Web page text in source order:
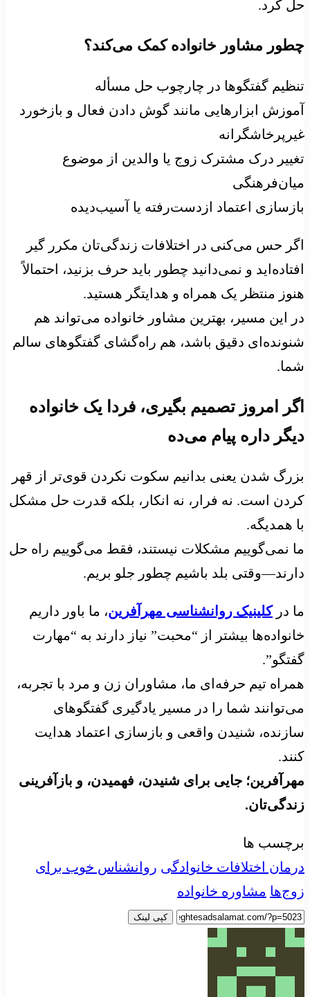
حل کرد.
چطور مشاور خانواده کمک می‌کند؟
تنظیم گفتگوها در چارچوب حل مسأله
آموزش ابزارهایی مانند گوش دادن فعال و بازخورد
غیرپرخاشگرانه
تغییر درک مشترک زوج یا والدین از موضوع
میان‌فرهنگی
بازسازی اعتماد ازدست‌رفته یا آسیب‌دیده
اگر حس می‌کنی در اختلافات زندگی‌تان مکرر گیر
افتاده‌اید و نمی‌دانید چطور باید حرف بزنید، احتمالاً
هنوز منتظر یک همراه و هدایتگر هستید.
در این مسیر، بهترین مشاور خانواده می‌تواند هم
شنونده‌ای دقیق باشد، هم راه‌گشای گفتگوهای سالم
شما.
اگر امروز تصمیم بگیری، فردا یک خانواده
دیگر داره پیام می‌ده
بزرگ شدن یعنی بدانیم سکوت نکردن قوی‌تر از قهر
کردن است. نه فرار، نه انکار، بلکه قدرت حل مشکل
با همدیگه.
ما نمی‌گوییم مشکلات نیستند، فقط می‌گوییم راه حل
دارند—وقتی بلد باشیم چطور جلو بریم.
ما درکلینیک روانشناسی مهرآفرین، ما باور داریم
خانواده‌ها بیشتر از “محبت” نیاز دارند به “مهارت
گفتگو”.
همراه تیم حرفه‌ای ما، مشاوران زن و مرد با تجربه،
می‌توانند شما را در مسیر یادگیری گفتگوهای
سازنده، شنیدن واقعی و بازسازی اعتماد هدایت
کنند.
مهرآفرین؛ جایی برای شنیدن، فهمیدن، و بازآفرینی
زندگی‌تان.
برچسب ها
درمان اختلافات خانوادگی روانشناس خوب برای
زوج‌ها مشاوره خانواده
کپی لینک